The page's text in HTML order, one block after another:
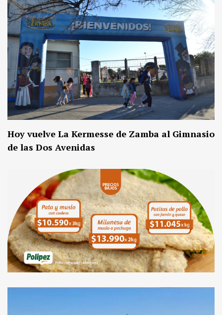
Hoy vuelve La Kermesse de Zamba al Gimnasio
de las Dos Avenidas